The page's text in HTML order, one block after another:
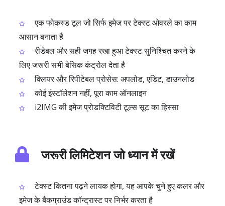
एक फोकस्ड टूल जो सिर्फ इमेज पर टेक्स्ट ओवरले का काम
आसान बनाता है
रीडेबल और सही जगह रखा हुआ टेक्स्ट सुनिश्चित करने के
लिए जरूरी सभी बेसिक कंट्रोल देता है
क्लियर और रिपीटेबल प्रोसेस: अपलोड, एडिट, डाउनलोड
कोई इंस्टॉलेशन नहीं, पूरा काम ऑनलाइन
i2IMG की इमेज प्रोडक्टिविटी टूल्स सूट का हिस्सा
जरूरी लिमिटेशन जो ध्यान में रखें
टेक्स्ट कितना पढ़ने लायक होगा, यह आपके चुने हुए कलर और
इमेज के बैकग्राउंड कॉन्ट्रास्ट पर निर्भर करता है